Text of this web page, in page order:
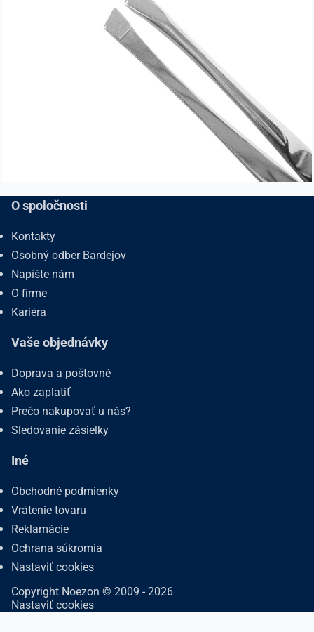
O spoločnosti
Kontakty
Osobný odber Bardejov
Napíšte nám
O firme
Kariéra
Vaše objednávky
Doprava a poštovné
Ako zaplatiť
Prečo nakupovať u nás?
Sledovanie zásielky
Iné
Obchodné podmienky
Vrátenie tovaru
Reklamácie
Ochrana súkromia
Nastaviť cookies
Copyright Noezon © 2009 - 2026
Nastaviť cookies